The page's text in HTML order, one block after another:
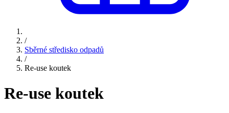
/
Sběrné středisko odpadů
/
Re-use koutek
Re-use koutek